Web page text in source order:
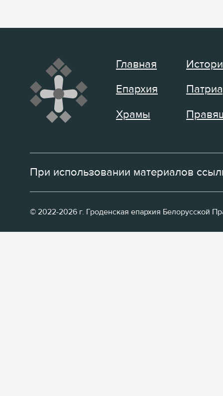
Главная
Епархия
Храмы
При использовании материалов
© 2022-2026 г. Гроденская епархия Белорусской